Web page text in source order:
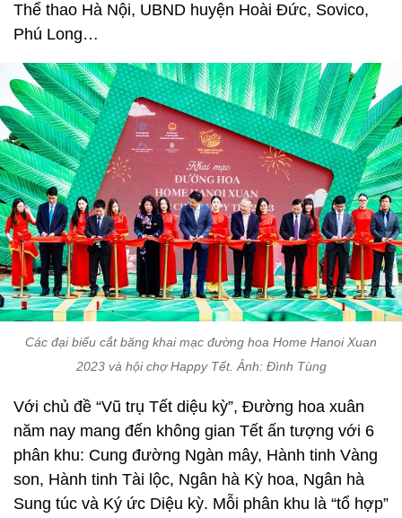
Thể thao Hà Nội, UBND huyện Hoài Đức, Sovico,
Phú Long…
Các đại biểu cắt băng khai mạc đường hoa Home Hanoi Xuan
2023 và hội chợ Happy Tết. Ảnh: Đình Tùng
Với chủ đề “Vũ trụ Tết diệu kỳ”, Đường hoa xuân
năm nay mang đến không gian Tết ấn tượng với 6
phân khu: Cung đường Ngàn mây, Hành tinh Vàng
son, Hành tinh Tài lộc, Ngân hà Kỳ hoa, Ngân hà
Sung túc và Ký ức Diệu kỳ. Mỗi phân khu là “tổ hợp”